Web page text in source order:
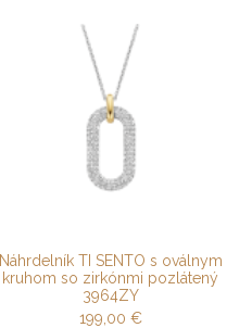
Náhrdelník TI SENTO s oválnym
kruhom so zirkónmi pozlátený
3964ZY
199,00 €